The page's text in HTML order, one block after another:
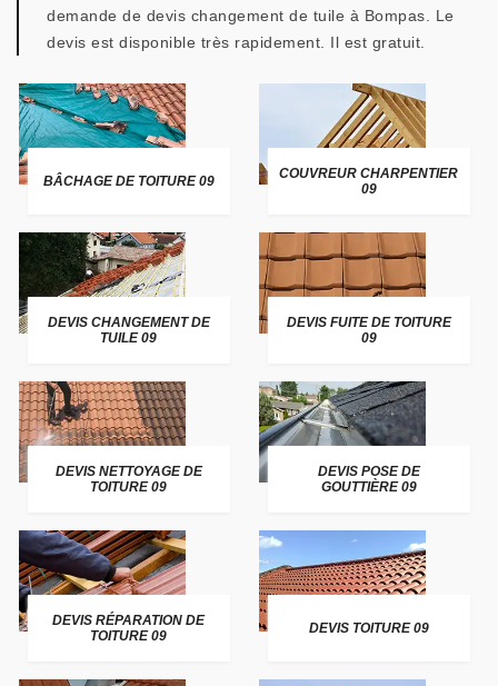
demande de devis changement de tuile à Bompas. Le
devis est disponible très rapidement. Il est gratuit.
BÂCHAGE DE TOITURE 09
COUVREUR CHARPENTIER
09
DEVIS CHANGEMENT DE
TUILE 09
DEVIS FUITE DE TOITURE
09
DEVIS NETTOYAGE DE
TOITURE 09
DEVIS POSE DE
GOUTTIÈRE 09
DEVIS RÉPARATION DE
TOITURE 09
DEVIS TOITURE 09